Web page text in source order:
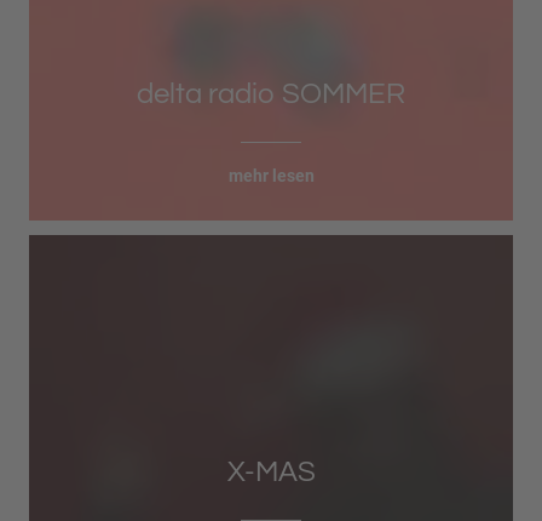
delta radio SOMMER
mehr lesen
X-MAS